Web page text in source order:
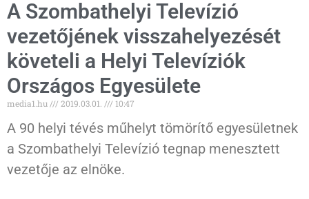
A Szombathelyi Televízió
vezetőjének visszahelyezését
követeli a Helyi Televíziók
Országos Egyesülete
media1.hu 2019.03.01. 10:47
A 90 helyi tévés műhelyt tömörítő egyesületnek
a Szombathelyi Televízió tegnap menesztett
vezetője az elnöke.